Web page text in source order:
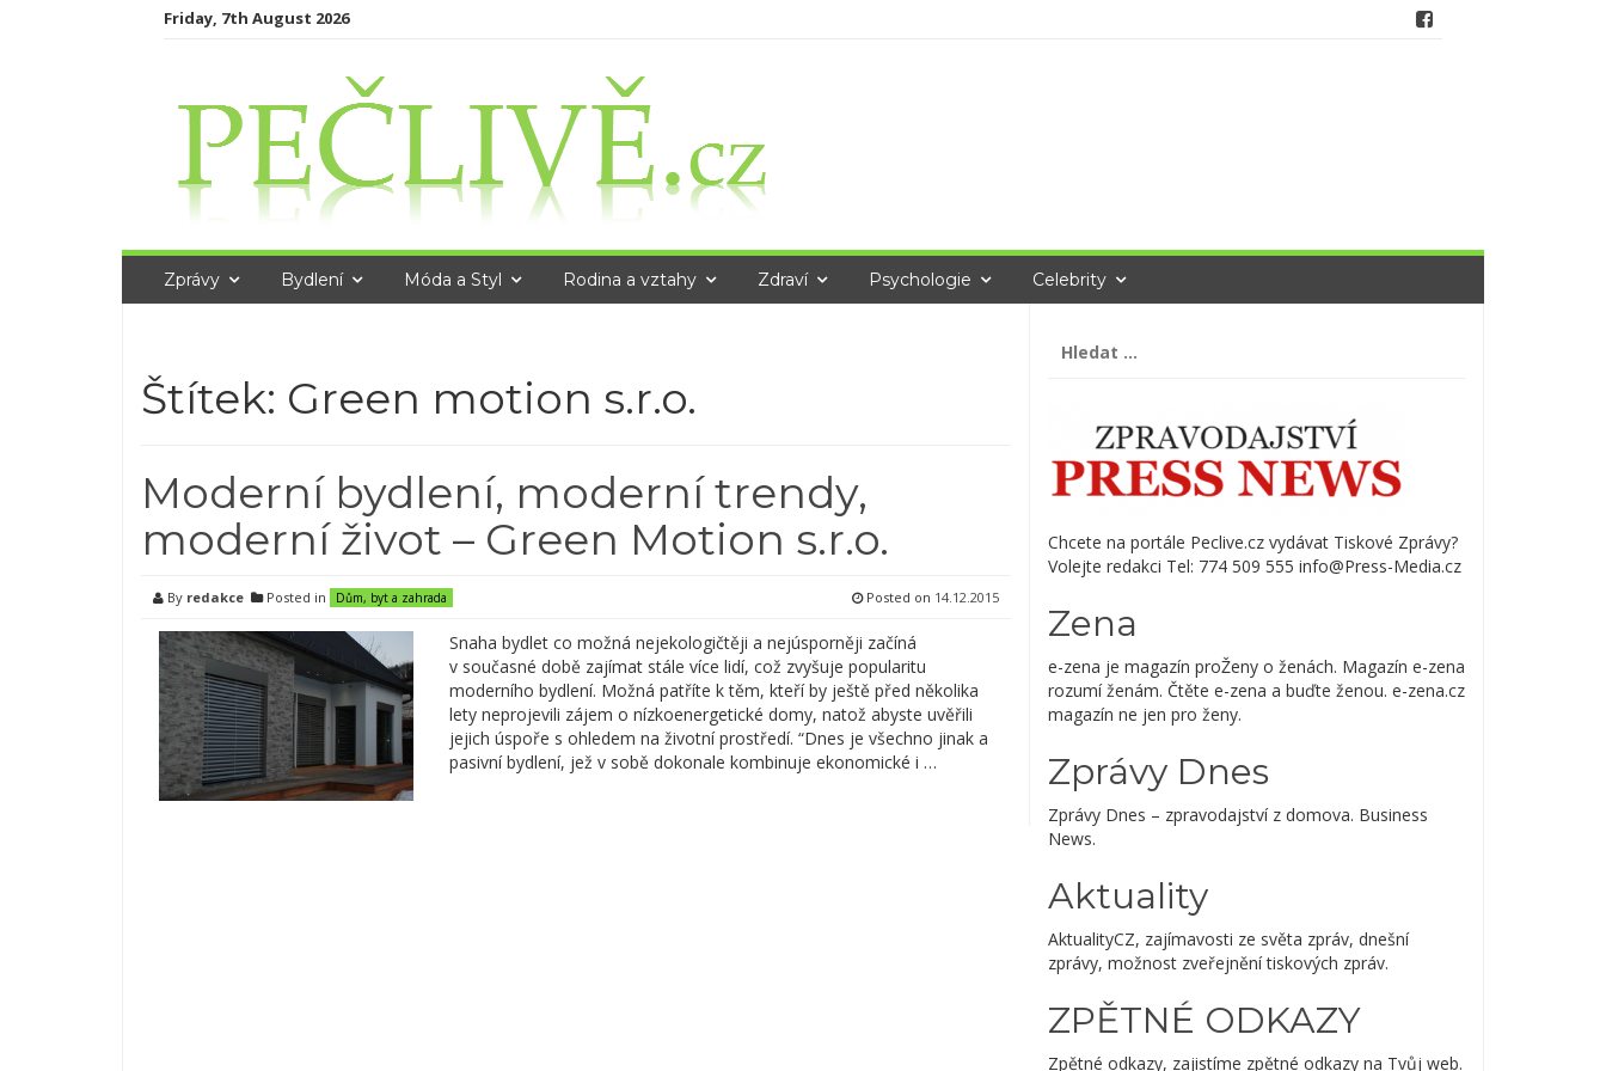
Friday, 7th August 2026
Zprávy Bydlení Móda a Styl Rodina a vztahy Zdraví Psychologie Celebrity
Štítek: Green motion s.r.o.
Moderní bydlení, moderní trendy,
moderní život – Green Motion s.r.o.
By redakce Posted in Dům, byt a zahrada Posted on 14.12.2015
Snaha bydlet co možná nejekologičtěji a nejúsporněji začíná
v současné době zajímat stále více lidí, což zvyšuje popularitu
moderního bydlení. Možná patříte k těm, kteří by ještě před několika
lety neprojevili zájem o nízkoenergetické domy, natož abyste uvěřili
jejich úspoře s ohledem na životní prostředí. “Dnes je všechno jinak a
pasivní bydlení, jež v sobě dokonale kombinuje ekonomické i …
Chcete na portále Peclive.cz vydávat Tiskové Zprávy?
Volejte redakci Tel: 774 509 555 info@Press-Media.cz
Zena
e-zena je magazín proŽeny o ženách. Magazín e-zena
rozumí ženám. Čtěte e-zena a buďte ženou. e-zena.cz
magazín ne jen pro ženy.
Zprávy Dnes
Zprávy Dnes – zpravodajství z domova. Business
News.
Aktuality
AktualityCZ, zajímavosti ze světa zpráv, dnešní
zprávy, možnost zveřejnění tiskových zpráv.
ZPĚTNÉ ODKAZY
Zpětné odkazy, zajistíme zpětné odkazy na Tvůj web.